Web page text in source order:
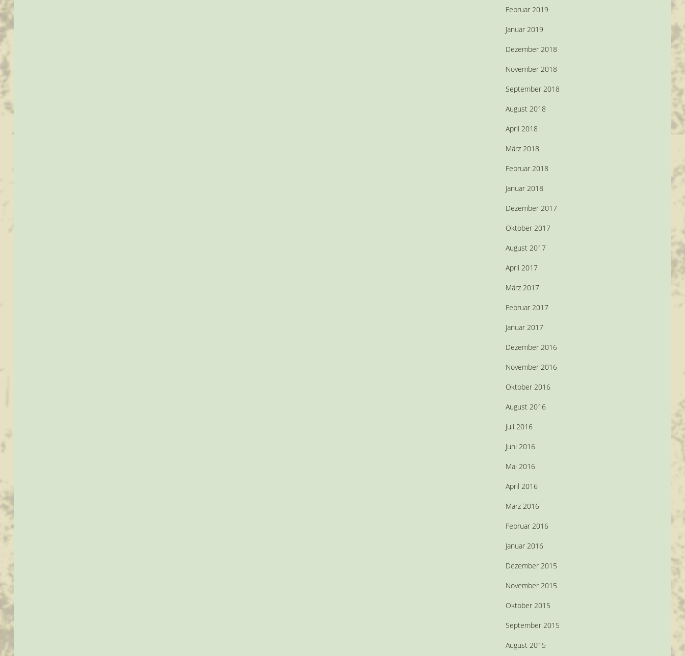
Februar 2019
Januar 2019
Dezember 2018
November 2018
September 2018
August 2018
April 2018
März 2018
Februar 2018
Januar 2018
Dezember 2017
Oktober 2017
August 2017
April 2017
März 2017
Februar 2017
Januar 2017
Dezember 2016
November 2016
Oktober 2016
August 2016
Juli 2016
Juni 2016
Mai 2016
April 2016
März 2016
Februar 2016
Januar 2016
Dezember 2015
November 2015
Oktober 2015
September 2015
August 2015